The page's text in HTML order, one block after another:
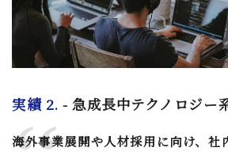
実績 2.- 急成長中テクノロジー
海外事業展開や人材採用に向け、社